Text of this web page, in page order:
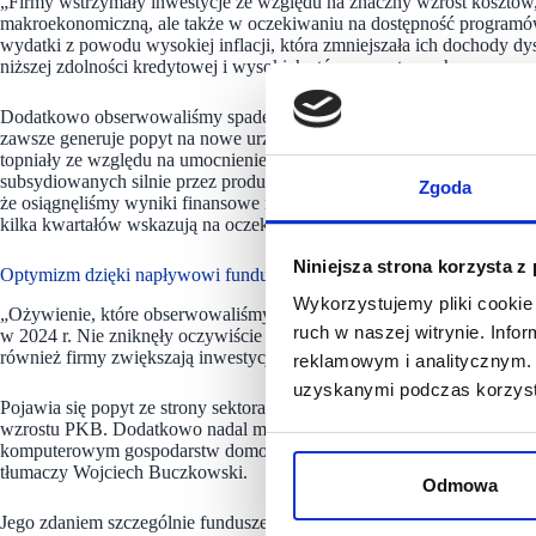
Zgoda
Niniejsza strona korzysta z
Wykorzystujemy pliki
ruch w naszej witrynie.
reklamowym i
uzyskanymi podczas
Odmowa
makroekonomiczną, ale także w oczekiwaniu na dostępność
wydatki z powodu wysokiej inflacji, która zmniejszała ich dochody
niższej zdolności kredytowej i wysokich stóp procentowych.
Dodatkowo obserwowaliśmy spadek ilości oddawanych do użytku
zawsze generuje popyt na nowe urządzenia AGD, RTV i inną
topniały ze względu na umocnienie się złotówki i nadwyżki
subsydiowanych silnie przez producentów. Mimo tych czynników,
że osiągnęliśmy wyniki finansowe na przyzwoitym poziomie. Nasza
kilka kwartałów wskazują na oczekiwaną poprawę koniunktury”–
Optymizm dzięki napływowi funduszów z KPO
„Ożywienie, które obserwowaliśmy w drugiej połowie roku,
w 2024 r. Nie zniknęły oczywiście negatywne czynniki rynkowe, ale
również firmy zwiększają inwestycje w sprzęt, specjalistyczne
Pojawia się popyt ze strony sektora publicznego, w związku z
wzrostu PKB. Dodatkowo nadal mamy stosunkowo niskie, w
komputerowym gospodarstw domowych. To wszystko czynniki,
tłumaczy Wojciech Buczkowski.
Jego zdaniem szczególnie fundusze z KPO pociągną za sobą